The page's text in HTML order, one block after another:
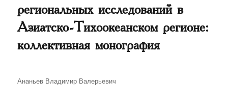
региональных исследований в
Азиатско-Тихоокеанском регионе:
коллективная монография
Автор
Ананьев Владимир Валерьевич